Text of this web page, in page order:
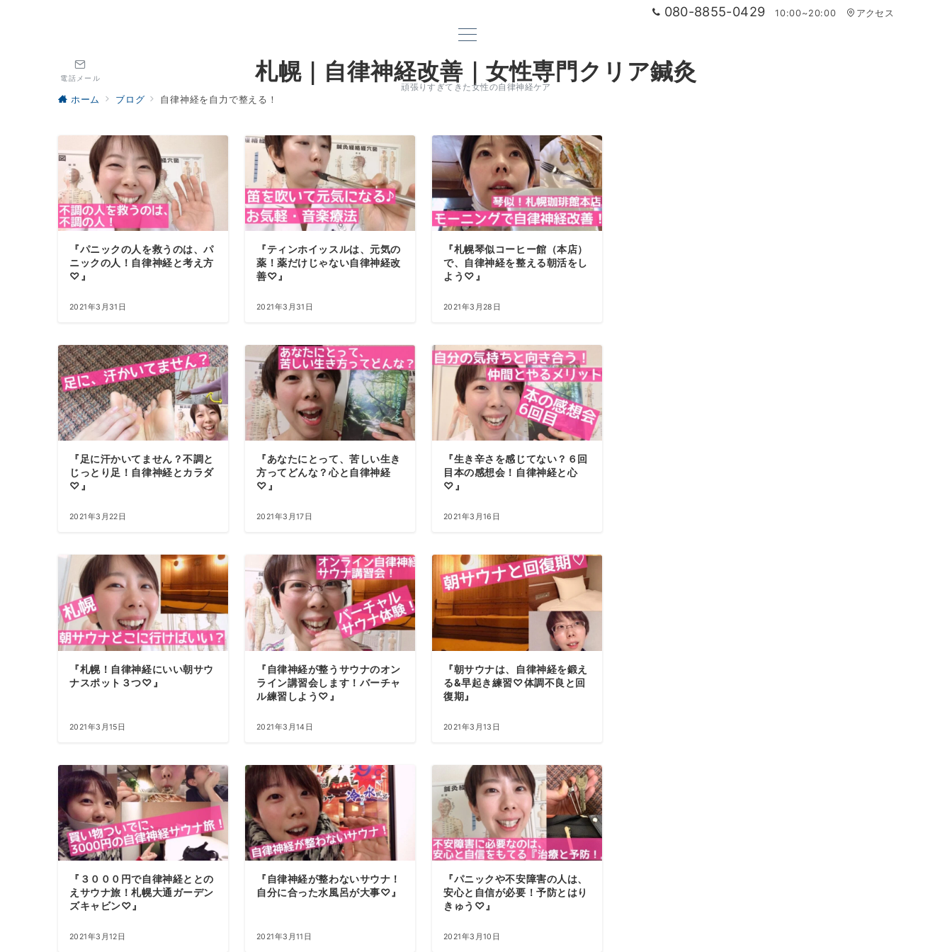
080-8855-0429 10:00~20:00 アクセス
札幌｜自律神経改善｜女性専門クリア鍼灸
頑張りすぎてきた女性の自律神経ケア
電話メール
ホーム ブログ 自律神経を自力で整える！
『パニックの人を救うのは、パ
ニックの人！自律神経と考え方
♡』
2021年3月31日
『ティンホイッスルは、元気の
薬！薬だけじゃない自律神経改
善♡』
2021年3月31日
『札幌琴似コーヒー館（本店）
で、自律神経を整える朝活をし
よう♡』
2021年3月28日
『足に汗かいてません？不調と
じっとり足！自律神経とカラダ
♡』
2021年3月22日
『あなたにとって、苦しい生き
方ってどんな？心と自律神経
♡』
2021年3月17日
『生き辛さを感じてない？６回
目本の感想会！自律神経と心
♡』
2021年3月16日
『札幌！自律神経にいい朝サウ
ナスポット３つ♡』
2021年3月15日
『自律神経が整うサウナのオン
ライン講習会します！バーチャ
ル練習しよう♡』
2021年3月14日
『朝サウナは、自律神経を鍛え
る&早起き練習♡体調不良と回
復期』
2021年3月13日
『３０００円で自律神経ととの
えサウナ旅！札幌大通ガーデン
ズキャビン♡』
2021年3月12日
『自律神経が整わないサウナ！
自分に合った水風呂が大事♡』
2021年3月11日
『パニックや不安障害の人は、
安心と自信が必要！予防とはり
きゅう♡』
2021年3月10日
10:00~20:00